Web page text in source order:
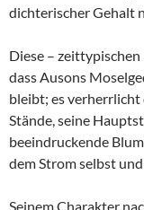
dichterischer Gehalt
Diese –
dass Ausons
bleibt; es verherrlicht
Stände, seine
beeindruckende
dem Strom selbst
Seinem Charakter